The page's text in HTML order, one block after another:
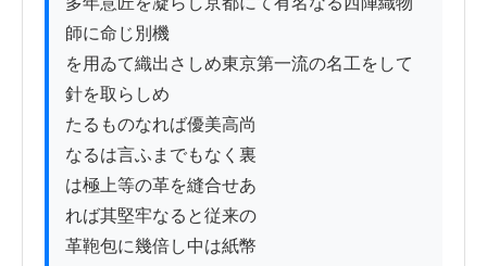
師に命じ別機
を用ゐて織出さしめ東京第一流の名工をして
針を取らしめ
たるものなれば優美高尚
なるは言ふまでもなく裏
は極上等の革を縫合せあ
れば其堅牢なると従来の
革鞄包に幾倍し中は紙幣